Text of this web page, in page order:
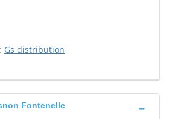
Gs distribution
Fontenelle